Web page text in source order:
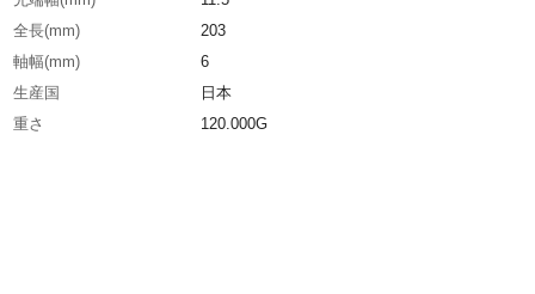
全長(mm)
203
軸幅(mm)
6
生産国
日本
重さ
120.000G